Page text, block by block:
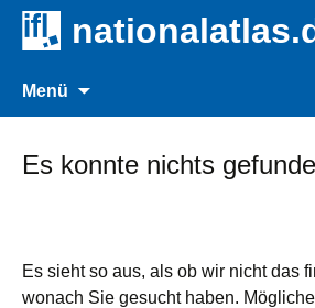
Menü
Es konnte nichts
Es sieht so aus, als ob wir nicht das
wonach Sie gesucht haben.